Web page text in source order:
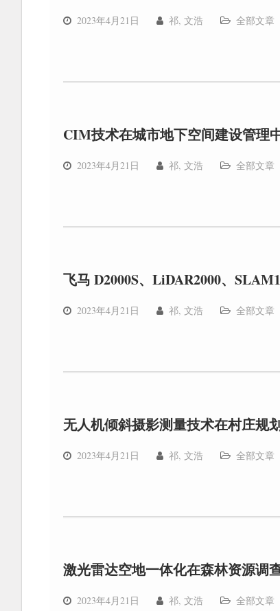
2023年4月21日 祁, 文浩 全部文章
CIM技术在城市地下空间建设管理
2023年4月21日 祁, 文浩 全部文章
飞马 D2000S、LiDAR2000、
2023年4月21日 祁, 文浩 全部文章
无人机倾斜摄影测量技术在村庄规
2023年4月21日 祁, 文浩 全部文章
激光雷达空地一体化在森林资源调
2023年4月21日 祁, 文浩 全部文章